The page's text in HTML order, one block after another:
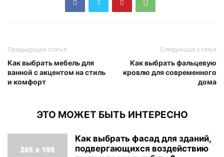
Предыдущая статья
Как выбрать мебель для
ванной с акцентом на стиль
и комфорт
Следующая статья
Как выбрать фальцевую
кровлю для современного
дома
ЭТО МОЖЕТ БЫТЬ ИНТЕРЕСНО
Как выбрать фасад для зданий,
подвергающихся воздействию